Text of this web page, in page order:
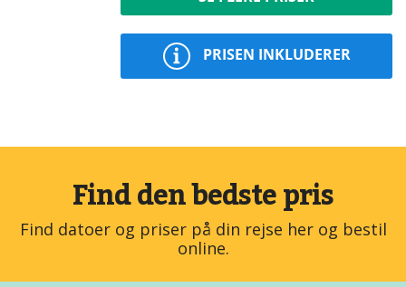
PRISEN INKLUDERER
Find den bedste pris
Find datoer og priser på din rejse her og bestil
online.